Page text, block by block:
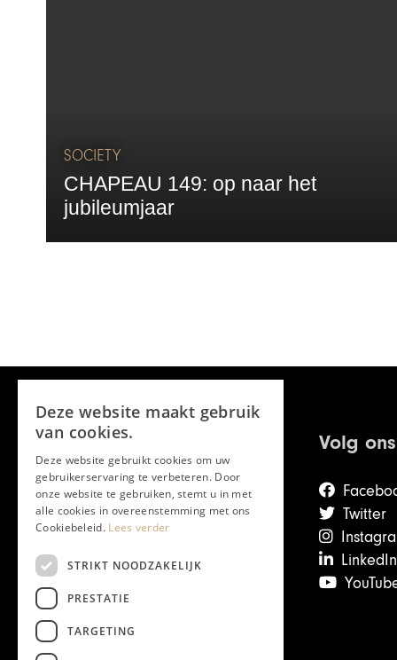
SOCIETY
CHAPEAU 149: op naar het
jubileumjaar
Mail de redactie
Volg ons
Twitter
LinkedIn
Deze website maakt gebruik
van cookies.
Deze website gebruikt cookies om uw
gebruikerservaring te verbeteren. Door
onze website te gebruiken, stemt u in met
alle cookies in overeenstemming met ons
Cookiebeleid. Lees verder
STRIKT NOODZAKELIJK
PRESTATIE
TARGETING